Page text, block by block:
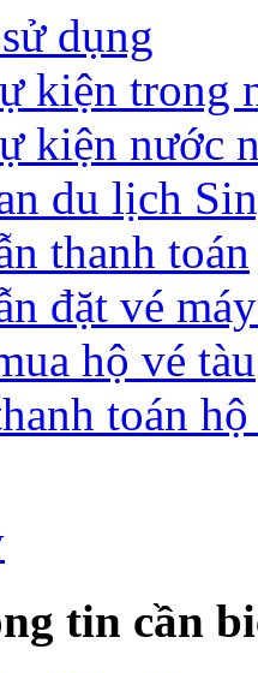
dụng
kiện trong
kiện nước
du lịch
thanh toán
đặt vé
hộ vé tàu
toán hộ
tin cần